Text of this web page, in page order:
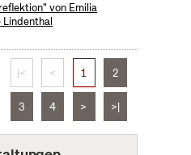
von Emilia
|< < 1 2
3 4 > >|